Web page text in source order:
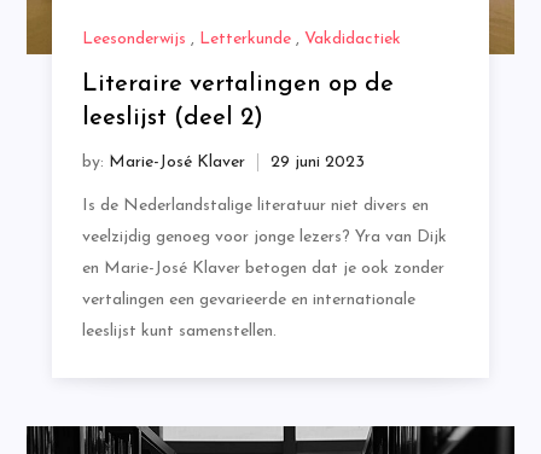
Leesonderwijs , Letterkunde, Vakdidactiek
Literaire vertalingen op de
leeslijst (deel 2)
by: Marie-José Klaver
Is de Nederlandstalige literatuur niet divers en
veelzijdig genoeg voor jonge lezers? Yra van Dijk
en Marie-José Klaver betogen dat je ook zonder
vertalingen een gevarieerde en internationale
leeslijst kunt samenstellen.